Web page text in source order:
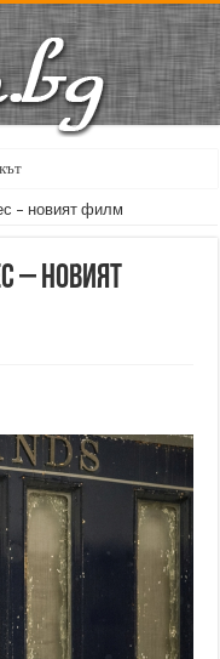
– новият филм
– новият